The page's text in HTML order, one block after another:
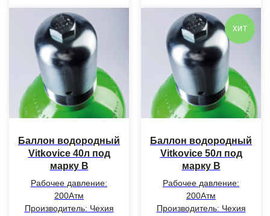
Баллон водородный
Vitkovice 40л под
марку В
Рабочее давление:
200Атм
Производитель: Чехия
ХИТ
Баллон водородный
Vitkovice 50л под
марку В
Рабочее давление:
200Атм
Производитель: Чехия